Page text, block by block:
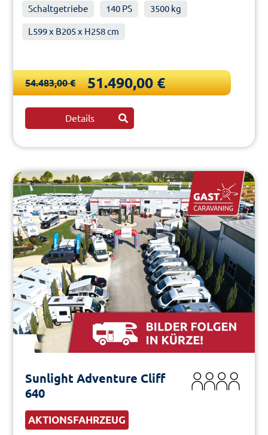
Schaltgetriebe 140 PS 3500 kg
L599 x B205 x H258 cm
54.483,00 € 51.490,00 €
Details
Sunlight Adventure Cliff
640
AKTIONSFAHRZEUG